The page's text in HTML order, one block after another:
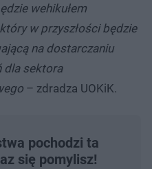
wehikułem
w przyszłości będzie
na dostarczaniu
dla sektora
– zdradza UOKiK.
pochodzi ta
się pomylisz!